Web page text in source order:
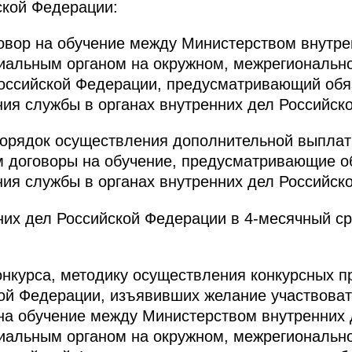
Федерации:
на обучение между Министерством
органом на окружном,
Федерации, предусматривающий
службы в органах внутренних дел
осуществления дополнительной
на обучение, предусматривающие
службы в органах внутренних дел
дел Российской Федерации в 4-месячный
методику осуществления конкурсных
Федерации, изъявивших желание
обучение между Министерством внутренних
органом на окружном,